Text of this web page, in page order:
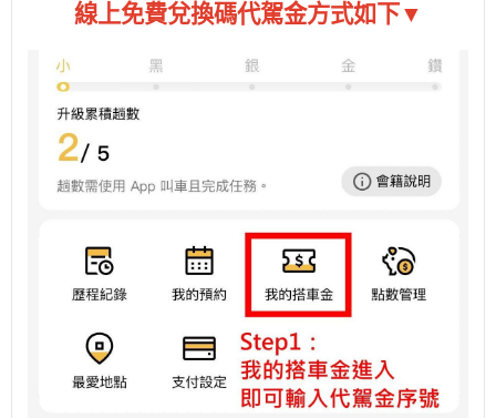
線上免費兌換碼代駕金方式如下▼